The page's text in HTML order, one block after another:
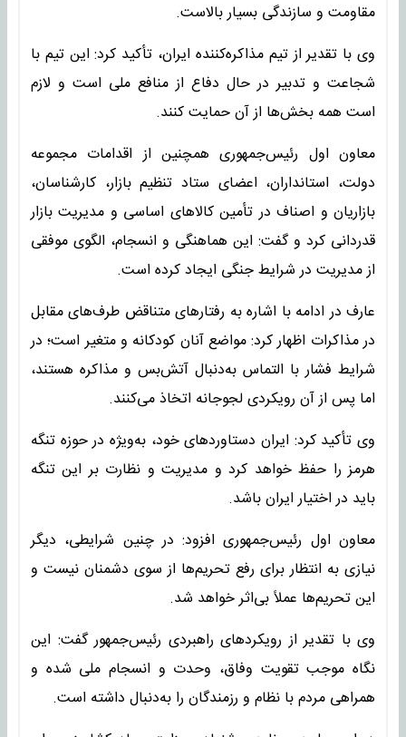
مقاومت و سازندگی بسیار بالاست.
وی با تقدیر از تیم مذاکره‌کننده ایران، تأکید کرد: این تیم با
شجاعت و تدبیر در حال دفاع از منافع ملی است و لازم
است همه بخش‌ها از آن حمایت کنند.
معاون اول رئیس‌جمهوری همچنین از اقدامات مجموعه
دولت، استانداران، اعضای ستاد تنظیم بازار، کارشناسان،
بازاریان و اصناف در تأمین کالاهای اساسی و مدیریت بازار
قدردانی کرد و گفت: این هماهنگی و انسجام، الگوی موفقی
از مدیریت در شرایط جنگی ایجاد کرده است.
عارف در ادامه با اشاره به رفتارهای متناقض طرف‌های مقابل
در مذاکرات اظهار کرد: مواضع آنان کودکانه و متغیر است؛ در
شرایط فشار با التماس به‌دنبال آتش‌بس و مذاکره هستند،
اما پس از آن رویکردی لجوجانه اتخاذ می‌کنند.
وی تأکید کرد: ایران دستاوردهای خود، به‌ویژه در حوزه تنگه
هرمز را حفظ خواهد کرد و مدیریت و نظارت بر این تنگه
باید در اختیار ایران باشد.
معاون اول رئیس‌جمهوری افزود: در چنین شرایطی، دیگر
نیازی به انتظار برای رفع تحریم‌ها از سوی دشمنان نیست و
این تحریم‌ها عملاً بی‌اثر خواهد شد.
وی با تقدیر از رویکردهای راهبردی رئیس‌جمهور گفت: این
نگاه موجب تقویت وفاق، وحدت و انسجام ملی شده و
همراهی مردم با نظام و رزمندگان را به‌دنبال داشته است.